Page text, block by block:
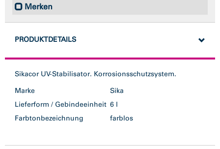
Merken
PRODUKTDETAILS
Sikacor UV-Stabilisator. Korrosionsschutzsystem.
Marke
Sika
Lieferform / Gebindeeinheit 6 l
Farbtonbezeichnung
farblos